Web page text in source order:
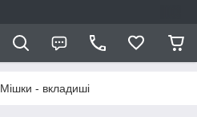
Мішки - вкладиші